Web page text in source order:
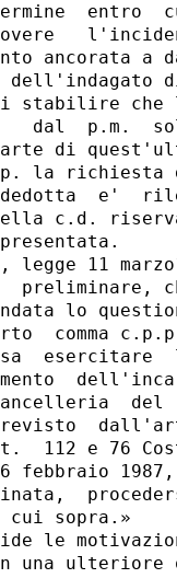
entro
ancorata a
di
che
dal  p.m.
di
la richiesta
e'
c.d.
legge 11
preliminare,
lo
comma
112 e 76
febbraio
sopra.»
le
una ulteriore